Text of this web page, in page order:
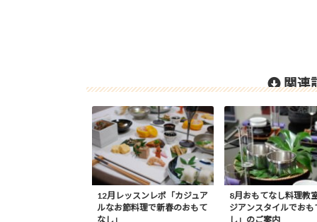
関連
12月レッスンレポ「カジュア
ルなお節料理で新春のおもて
なし」
8月おもてなし料理教
ジアンスタイルでおも
し」のご案内